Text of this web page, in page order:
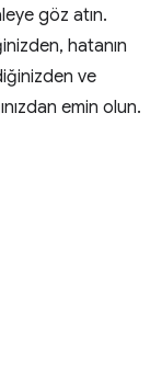
göz atın.
hatanın
ve
emin olun.